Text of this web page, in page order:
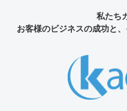
私たち
お客様のビジネスの成功と